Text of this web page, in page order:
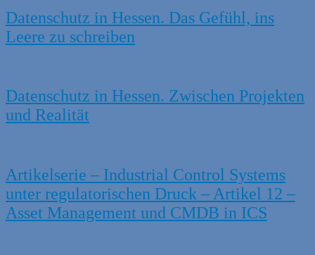
Datenschutz in Hessen. Das Gefühl, ins
Leere zu schreiben
Datenschutz in Hessen. Zwischen Projekten
und Realität
Artikelserie – Industrial Control Systems
unter regulatorischen Druck – Artikel 12 –
Asset Management und CMDB in ICS